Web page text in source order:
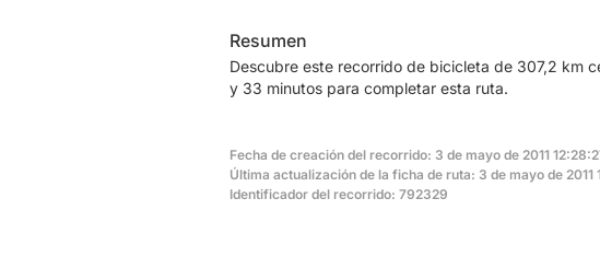
: jean-claude.augay@wanadoo.fr
Resumen
Descubre este recorrido de bicicleta de 307,2 km
y 33 minutos para completar esta ruta.
Fecha de creación del recorrido: 3 de mayo de 2011
Última actualización de la ficha de ruta: 3 de mayo de 2011
Identificador del recorrido: 792329